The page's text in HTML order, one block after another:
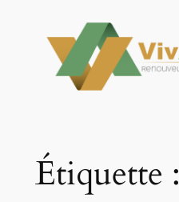
contenu
Étiquette :